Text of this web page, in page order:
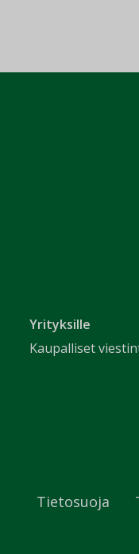
Yrityksille
Kaupalliset
Tietosuoja